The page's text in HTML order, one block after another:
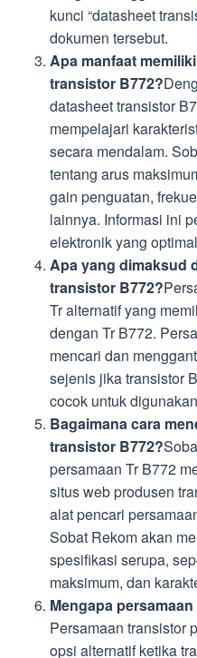
kunci “datasheet
dokumen tersebut.
Apa manfaat
transistor B772?
datasheet transistor
mempelajari
secara mendalam.
tentang arus
gain penguatan,
lainnya. Informasi ini
elektronik yang
Apa yang dimaksud
transistor B772?
Tr alternatif yang
dengan Tr B772.
mencari dan
sejenis jika transistor
cocok untuk
Bagaimana cara
transistor B772?
persamaan Tr B772
situs web produsen
alat pencari
Sobat Rekom akan
spesifikasi serupa,
maksimum, dan
Mengapa
Persamaan transistor
opsi alternatif ketika